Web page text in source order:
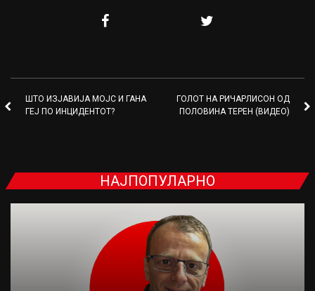
ШТО ИЗЈАВИЈА МОЈС И ГАНА
ГЕЈ ПО ИНЦИДЕНТОТ?
ГОЛОТ НА РИЧАРЛИСОН ОД
ПОЛОВИНА ТЕРЕН (ВИДЕО)
НАЈПОПУЛАРНО